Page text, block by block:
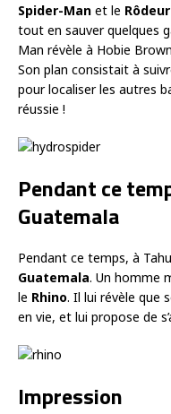
Spider-Man et le Rôdeur
tout en sauver quelques
Man révèle à Hobie
Son plan consistait à
pour localiser les autres
réussie !
Pendant ce
Guatemala
Pendant ce temps, à
Guatemala. Un homme
le Rhino. Il lui révèle que
en vie, et lui propose de
Impression